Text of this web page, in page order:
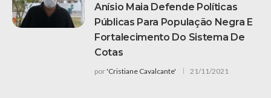
Anísio Maia Defende Políticas
Públicas Para População Negra E
Fortalecimento Do Sistema De
Cotas
por'Cristiane Cavalcante' 21/11/2021